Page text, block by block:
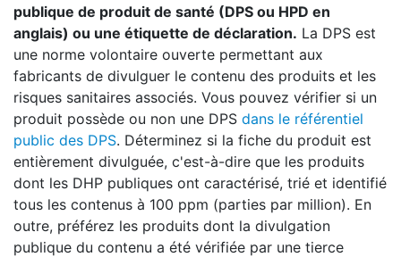
publique de produit de santé (DPS ou HPD en
anglais) ou une étiquette de déclaration. La DPS est
une norme volontaire ouverte permettant aux
fabricants de divulguer le contenu des produits et les
risques sanitaires associés. Vous pouvez vérifier si un
produit possède ou non une DPS dans le référentiel
public des DPS. Déterminez si la fiche du produit est
entièrement divulguée, c'est-à-dire que les produits
dont les DHP publiques ont caractérisé, trié et identifié
tous les contenus à 100 ppm (parties par million). En
outre, préférez les produits dont la divulgation
publique du contenu a été vérifiée par une tierce